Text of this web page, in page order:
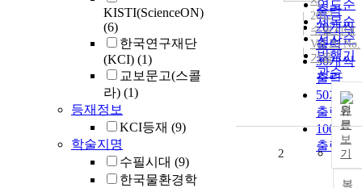
KISTI(ScienceON)
(6)
한국연구재단
(KCI) (1)
교보문고(스콜
라) (1)
등재정보
KCI등재 (9)
학술지명
수필시대 (9)
한국물환경학
연도순
제목순
저자순
발행기
관순
출력
20개씩
출력
30개씩
출력
50개씩
출력
100개씩
출력
2022
수필시대
Vol.20 No.
가을
원
문
보
기
복
2